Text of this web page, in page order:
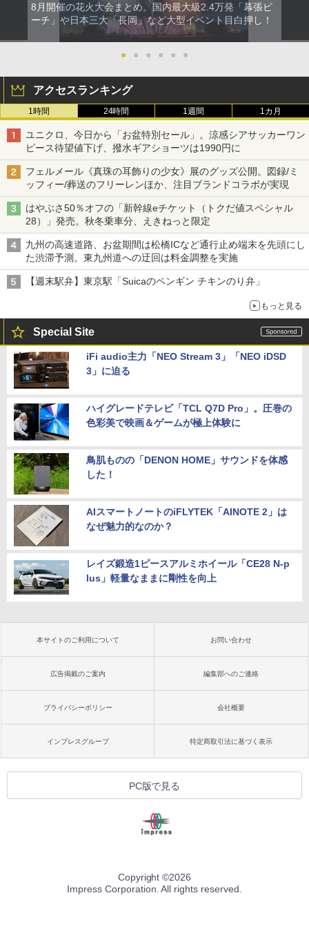
8月開催の花火大会まとめ。国内最大級2.4万発「幕張ビ
ーチ」や日本三大「長岡」など大型イベント目白押し！
● ● ● ● ● ●
アクセスランキング
1時間 24時間 1週間 1カ月
ユニクロ、今日から「お盆特別セール」。涼感シアサッカーワン
ピース待望値下げ、撥水ギアショーツは1990円に
フェルメール《真珠の耳飾りの少女》展のグッズ公開。図録/ミ
ッフィー/葬送のフリーレンほか、注目ブランドコラボが実現
はやぶさ50％オフの「新幹線eチケット（トクだ値スペシャル
28）」発売。秋冬乗車分、えきねっと限定
九州の高速道路、お盆期間は松橋ICなど通行止め端末を先頭にし
た渋滞予測。東九州道への迂回は料金調整を実施
【週末駅弁】東京駅「Suicaのペンギン チキンのり弁」
もっと見る
Special Site
iFi audio主力「NEO Stream 3」「NEO iDSD
3」に迫る
ハイグレードテレビ「TCL Q7D Pro」。圧巻の
色彩美で映画＆ゲームが極上体験に
鳥肌ものの「DENON HOME」サウンドを体感
した！
AIスマートノートのiFLYTEK「AINOTE 2」は
なぜ魅力的なのか？
レイズ鍛造1ピースアルミホイール「CE28 N-p
lus」軽量なままに剛性を向上
本サイトのご利用について お問い合わせ
広告掲載のご案内 編集部へのご連絡
プライバシーポリシー 会社概要
インプレスグループ 特定商取引法に基づく表示
PC版で見る
Copyright ©2026
Impress Corporation. All rights reserved.